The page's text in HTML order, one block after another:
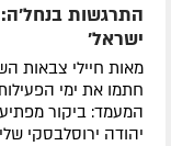
התרגשות
ישראל'
מאות חיילי צבאות
חתמו את ימי
המעמד: ביקור
יהודה ירוסלבסקי